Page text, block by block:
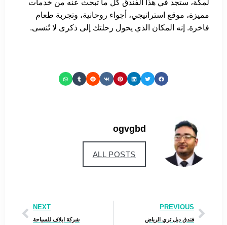
لمكة، ستجد في هذا الفندق كل ما تبحث عنه من خدمات
مميزة، موقع استراتيجي، أجواء روحانية، وتجربة طعام
فاخرة. إنه المكان الذي يحول رحلتك إلى ذكرى لا تُنسى.
ogvgbd
ALL POSTS
PREVIOUS
فندق دبل تري الرياض
NEXT
شركة ايلاف للسياحة